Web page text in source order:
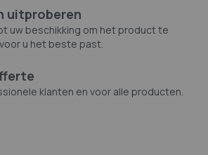
uitproberen
uw beschikking om het product te
u het beste past.
klanten en voor alle producten.